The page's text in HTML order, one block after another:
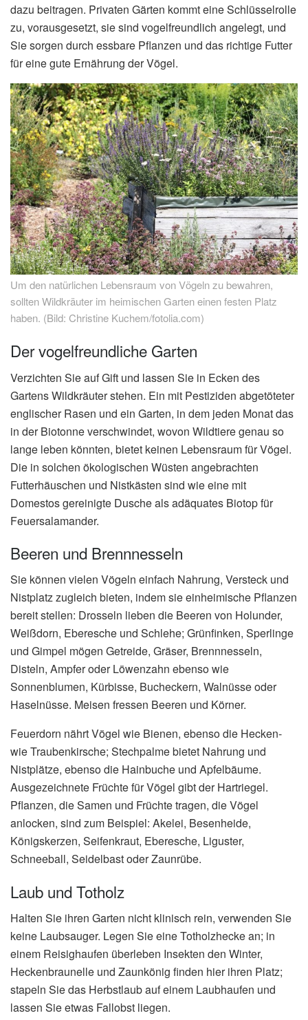
dazu beitragen. Privaten Gärten kommt eine Schlüsselrolle
zu, vorausgesetzt, sie sind vogelfreundlich angelegt, und
Sie sorgen durch essbare Pflanzen und das richtige Futter
für eine gute Ernährung der Vögel.
Um den natürlichen Lebensraum von Vögeln zu bewahren,
sollten Wildkräuter im heimischen Garten einen festen Platz
haben. (Bild: Christine Kuchem/fotolia.com)
Der vogelfreundliche Garten
Verzichten Sie auf Gift und lassen Sie in Ecken des
Gartens Wildkräuter stehen. Ein mit Pestiziden abgetöteter
englischer Rasen und ein Garten, in dem jeden Monat das
in der Biotonne verschwindet, wovon Wildtiere genau so
lange leben könnten, bietet keinen Lebensraum für Vögel.
Die in solchen ökologischen Wüsten angebrachten
Futterhäuschen und Nistkästen sind wie eine mit
Domestos gereinigte Dusche als adäquates Biotop für
Feuersalamander.
Beeren und Brennnesseln
Sie können vielen Vögeln einfach Nahrung, Versteck und
Nistplatz zugleich bieten, indem sie einheimische Pflanzen
bereit stellen: Drosseln lieben die Beeren von Holunder,
Weißdorn, Eberesche und Schlehe; Grünfinken, Sperlinge
und Gimpel mögen Getreide, Gräser, Brennnesseln,
Disteln, Ampfer oder Löwenzahn ebenso wie
Sonnenblumen, Kürbisse, Bucheckern, Walnüsse oder
Haselnüsse. Meisen fressen Beeren und Körner.
Feuerdorn nährt Vögel wie Bienen, ebenso die Hecken-
wie Traubenkirsche; Stechpalme bietet Nahrung und
Nistplätze, ebenso die Hainbuche und Apfelbäume.
Ausgezeichnete Früchte für Vögel gibt der Hartriegel.
Pflanzen, die Samen und Früchte tragen, die Vögel
anlocken, sind zum Beispiel: Akelei, Besenheide,
Königskerzen, Seifenkraut, Eberesche, Liguster,
Schneeball, Seidelbast oder Zaunrübe.
Laub und Totholz
Halten Sie ihren Garten nicht klinisch rein, verwenden Sie
keine Laubsauger. Legen Sie eine Totholzhecke an; in
einem Reisighaufen überleben Insekten den Winter,
Heckenbraunelle und Zaunkönig finden hier ihren Platz;
stapeln Sie das Herbstlaub auf einem Laubhaufen und
lassen Sie etwas Fallobst liegen.